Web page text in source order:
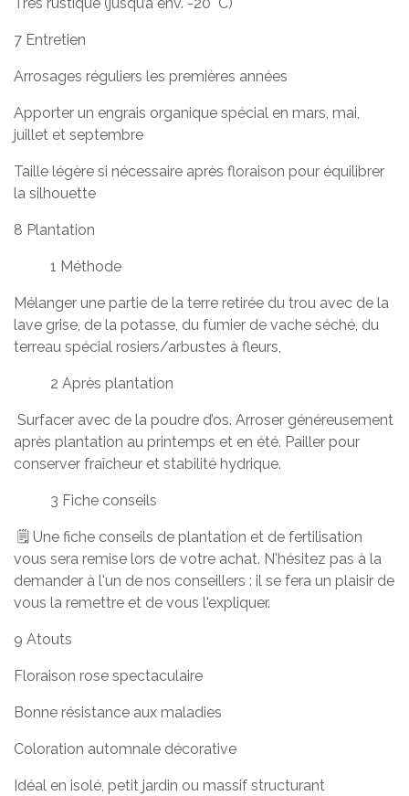
7 Entretien
Arrosages réguliers les premières années
Apporter un engrais organique spécial en mars, mai,
juillet et septembre
Taille légère si nécessaire après floraison pour équilibrer
la silhouette
8 Plantation
​1 Méthode
Mélanger une partie de la terre retirée du trou avec de la
lave grise, de la potasse, du fumier de vache séché, du
terreau spécial rosiers/arbustes à fleurs,
​2 Après plantation
Surfacer avec de la poudre d’os. Arroser généreusement
après plantation au printemps et en été. Pailler pour
conserver fraîcheur et stabilité hydrique.
​3 Fiche conseils
🗒️ Une fiche conseils de plantation et de fertilisation
vous sera remise lors de votre achat. N'hésitez pas à la
demander à l'un de nos conseillers : il se fera un plaisir de
vous la remettre et de vous l'expliquer.
9 Atouts
Floraison rose spectaculaire
Bonne résistance aux maladies
Coloration automnale décorative
Idéal en isolé, petit jardin ou massif structurant